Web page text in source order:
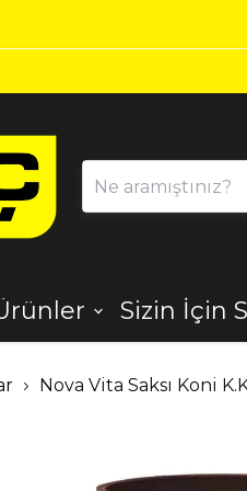
Sizin İçin
Nova Vita Saksı Koni